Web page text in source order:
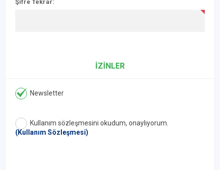
Şifre Tekrar:
İZİNLER
Newsletter
Kullanım sözleşmesini okudum, onaylıyorum.
(Kullanım Sözleşmesi)